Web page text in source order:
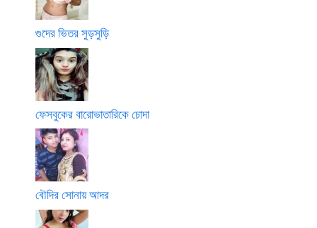
গুদের ভিতর সুড়সুড়ি
ফেসবুকের বারোভাতারিকে চোদা
বৌদির সোনায় আদর